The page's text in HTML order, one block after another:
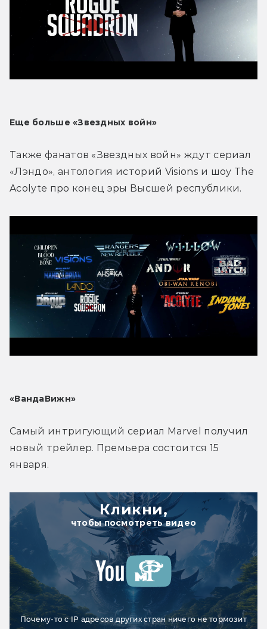
Еще больше «Звездных войн»
Также фанатов «Звездных войн» ждут сериал
«Лэндо», антология историй Visions и шоу The
Acolyte про конец эры Высшей республики.
«ВандаВижн»
Самый интригующий сериал Marvel получил
новый трейлер. Премьера состоится 15
января.
Кликни,
чтобы посмотреть видео
Почему-то с IP адресов других стран ничего не тормозит